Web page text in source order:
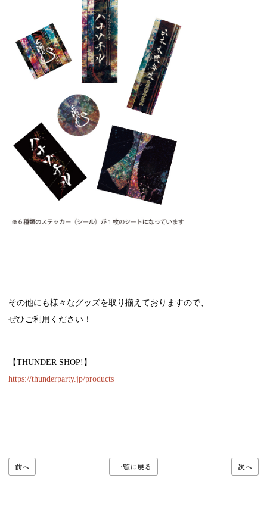
その他にも様々なグッズを取り揃えておりますので、
ぜひご利用ください！
【THUNDER SHOP!】
https://thunderparty.jp/products
前へ 一覧に戻る 次へ